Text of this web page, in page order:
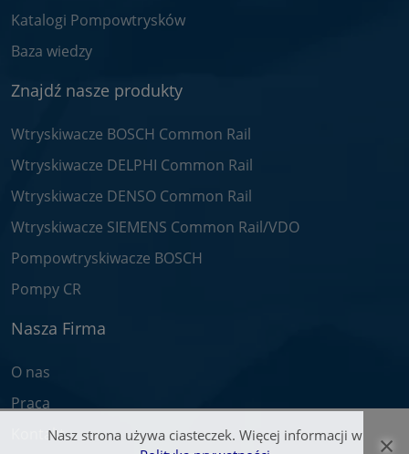
Nasz strona używa ciasteczek. Więcej informacji w
×
Katalogi Pompowtrysków
Baza wiedzy
Znajdź nasze produkty
Wtryskiwacze BOSCH Common Rail
Wtryskiwacze DELPHI Common Rail
Wtryskiwacze DENSO Common Rail
Wtryskiwacze SIEMENS Common Rail/VDO
Pompowtryskiwacze BOSCH
Pompy CR
Nasza Firma
O nas
Praca
Kontakt